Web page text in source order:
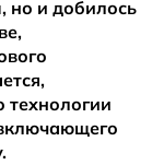
но и добилось
технологии